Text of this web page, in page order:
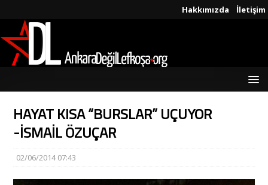
Hakkımızda İletişim
HAYAT KISA “BURSLAR” UÇUYOR
-İSMAİL ÖZUÇAR
02/06/2014 07:43